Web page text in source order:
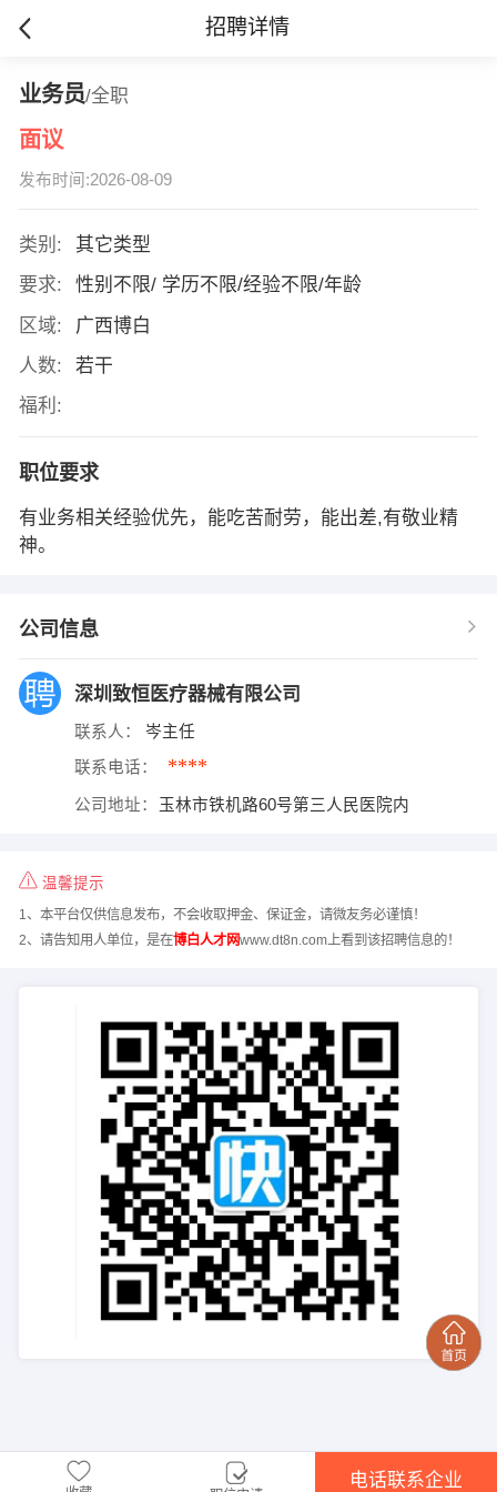
招聘详情
业务员/全职
面议
发布时间:2026-08-09
类别:
其它类型
要求:
性别不限/ 学历不限/经验不限/年龄
区域:
广西博白
人数:
若干
福利:
职位要求
有业务相关经验优先，能吃苦耐劳，能出差,有敬业精
神。
公司信息
深圳致恒医疗器械有限公司
联系人： 岑主任
联系电话： ****
公司地址： 玉林市铁机路60号第三人民医院内
温馨提示
1、本平台仅供信息发布，不会收取押金、保证金，请微友务必谨慎！
2、请告知用人单位，是在博白人才网www.dt8n.com上看到该招聘信息的！
电话联系企业